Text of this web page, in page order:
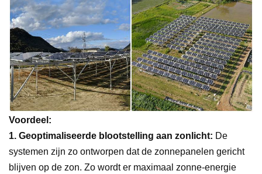
Voordeel:
1. Geoptimaliseerde blootstelling aan zonlicht: De
systemen zijn zo ontworpen dat de zonnepanelen gericht
blijven op de zon. Zo wordt er maximaal zonne-energie